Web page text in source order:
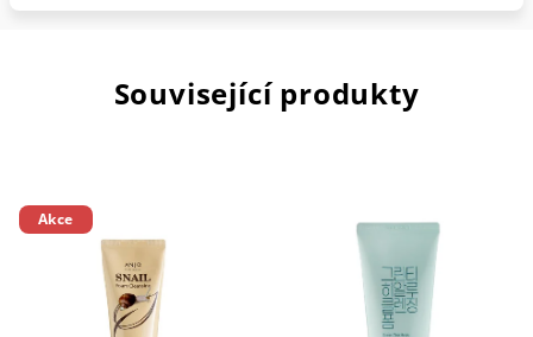
Související produkty
Akce